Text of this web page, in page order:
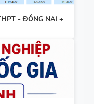
- ĐỒNG NAI +